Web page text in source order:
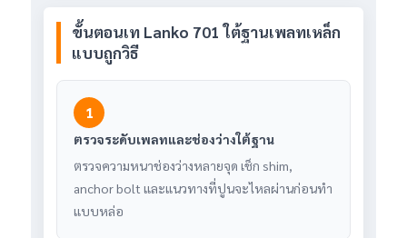
ขั้นตอนเท Lanko 701 ใต้ฐานเพลทเหล็ก
แบบถูกวิธี
1
ตรวจระดับเพลทและช่องว่างใต้ฐาน
ตรวจความหนาช่องว่างหลายจุด เช็ก shim,
anchor bolt และแนวทางที่ปูนจะไหลผ่านก่อนทำ
แบบหล่อ